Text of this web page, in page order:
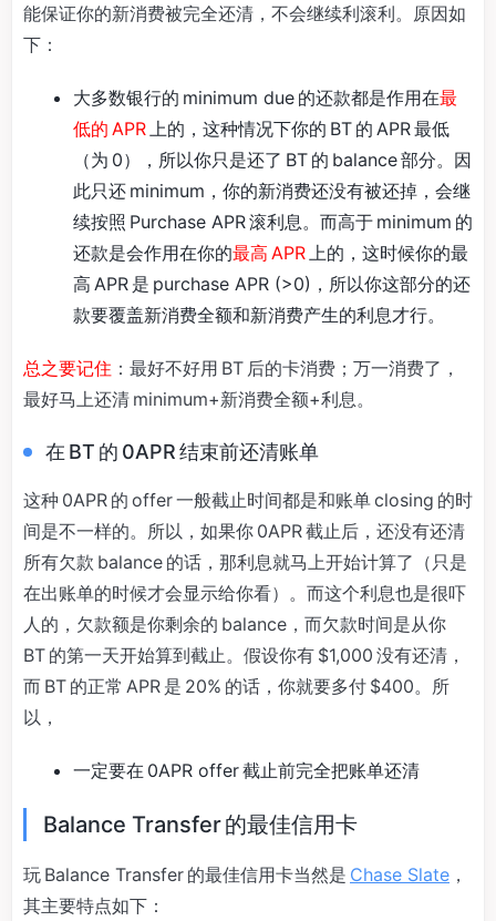
能保证你的新消费被完全还清，不会继续利滚利。原因如
下：
大多数银行的 minimum due 的还款都是作用在最
低的 APR 上的，这种情况下你的 BT 的 APR 最低
（为 0），所以你只是还了 BT 的 balance 部分。因
此只还 minimum，你的新消费还没有被还掉，会继
续按照 Purchase APR 滚利息。而高于 minimum 的
还款是会作用在你的最高 APR 上的，这时候你的最
高 APR 是 purchase APR (>0)，所以你这部分的还
款要覆盖新消费全额和新消费产生的利息才行。
总之要记住 ：最好不好用 BT 后的卡消费；万一消费了，
最好马上还清 minimum+新消费全额+利息。
在 BT 的 0APR 结束前还清账单
这种 0APR 的 offer 一般截止时间都是和账单 closing 的时
间是不一样的。所以，如果你 0APR 截止后，还没有还清
所有欠款 balance 的话，那利息就马上开始计算了（只是
在出账单的时候才会显示给你看）。而这个利息也是很吓
人的，欠款额是你剩余的 balance，而欠款时间是从你
BT 的第一天开始算到截止。假设你有 $1,000 没有还清，
而 BT 的正常 APR 是 20% 的话，你就要多付 $400。所
以，
一定要在 0APR offer 截止前完全把账单还清
Balance Transfer 的最佳信用卡
玩 Balance Transfer 的最佳信用卡当然是 Chase Slate ，
其主要特点如下：